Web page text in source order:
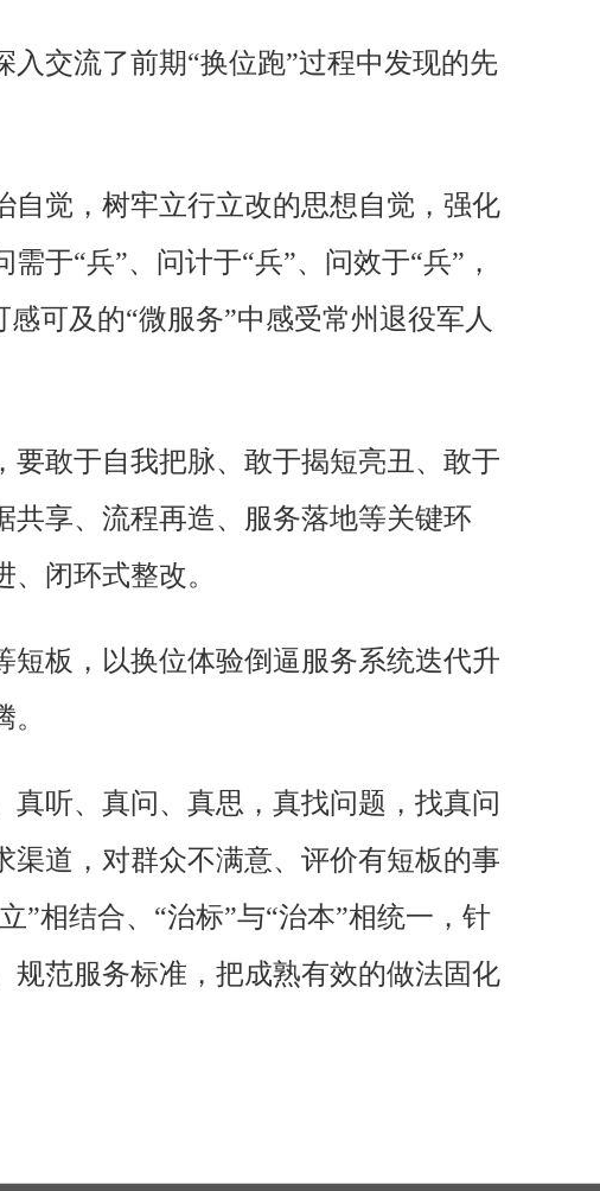
交流了前期“换位跑”过程中发现的先
觉，树牢立行立改的思想自觉，强化
于“兵”、问计于“兵”、问效于“兵”，
可及的“微服务”中感受常州退役军人
敢于自我把脉、敢于揭短亮丑、敢于
共享、流程再造、服务落地等关键环
闭环式整改。
板，以换位体验倒逼服务系统迭代升
听、真问、真思，真找问题，找真问
道，对群众不满意、评价有短板的事
”相结合、“治标”与“治本”相统一，针
范服务标准，把成熟有效的做法固化